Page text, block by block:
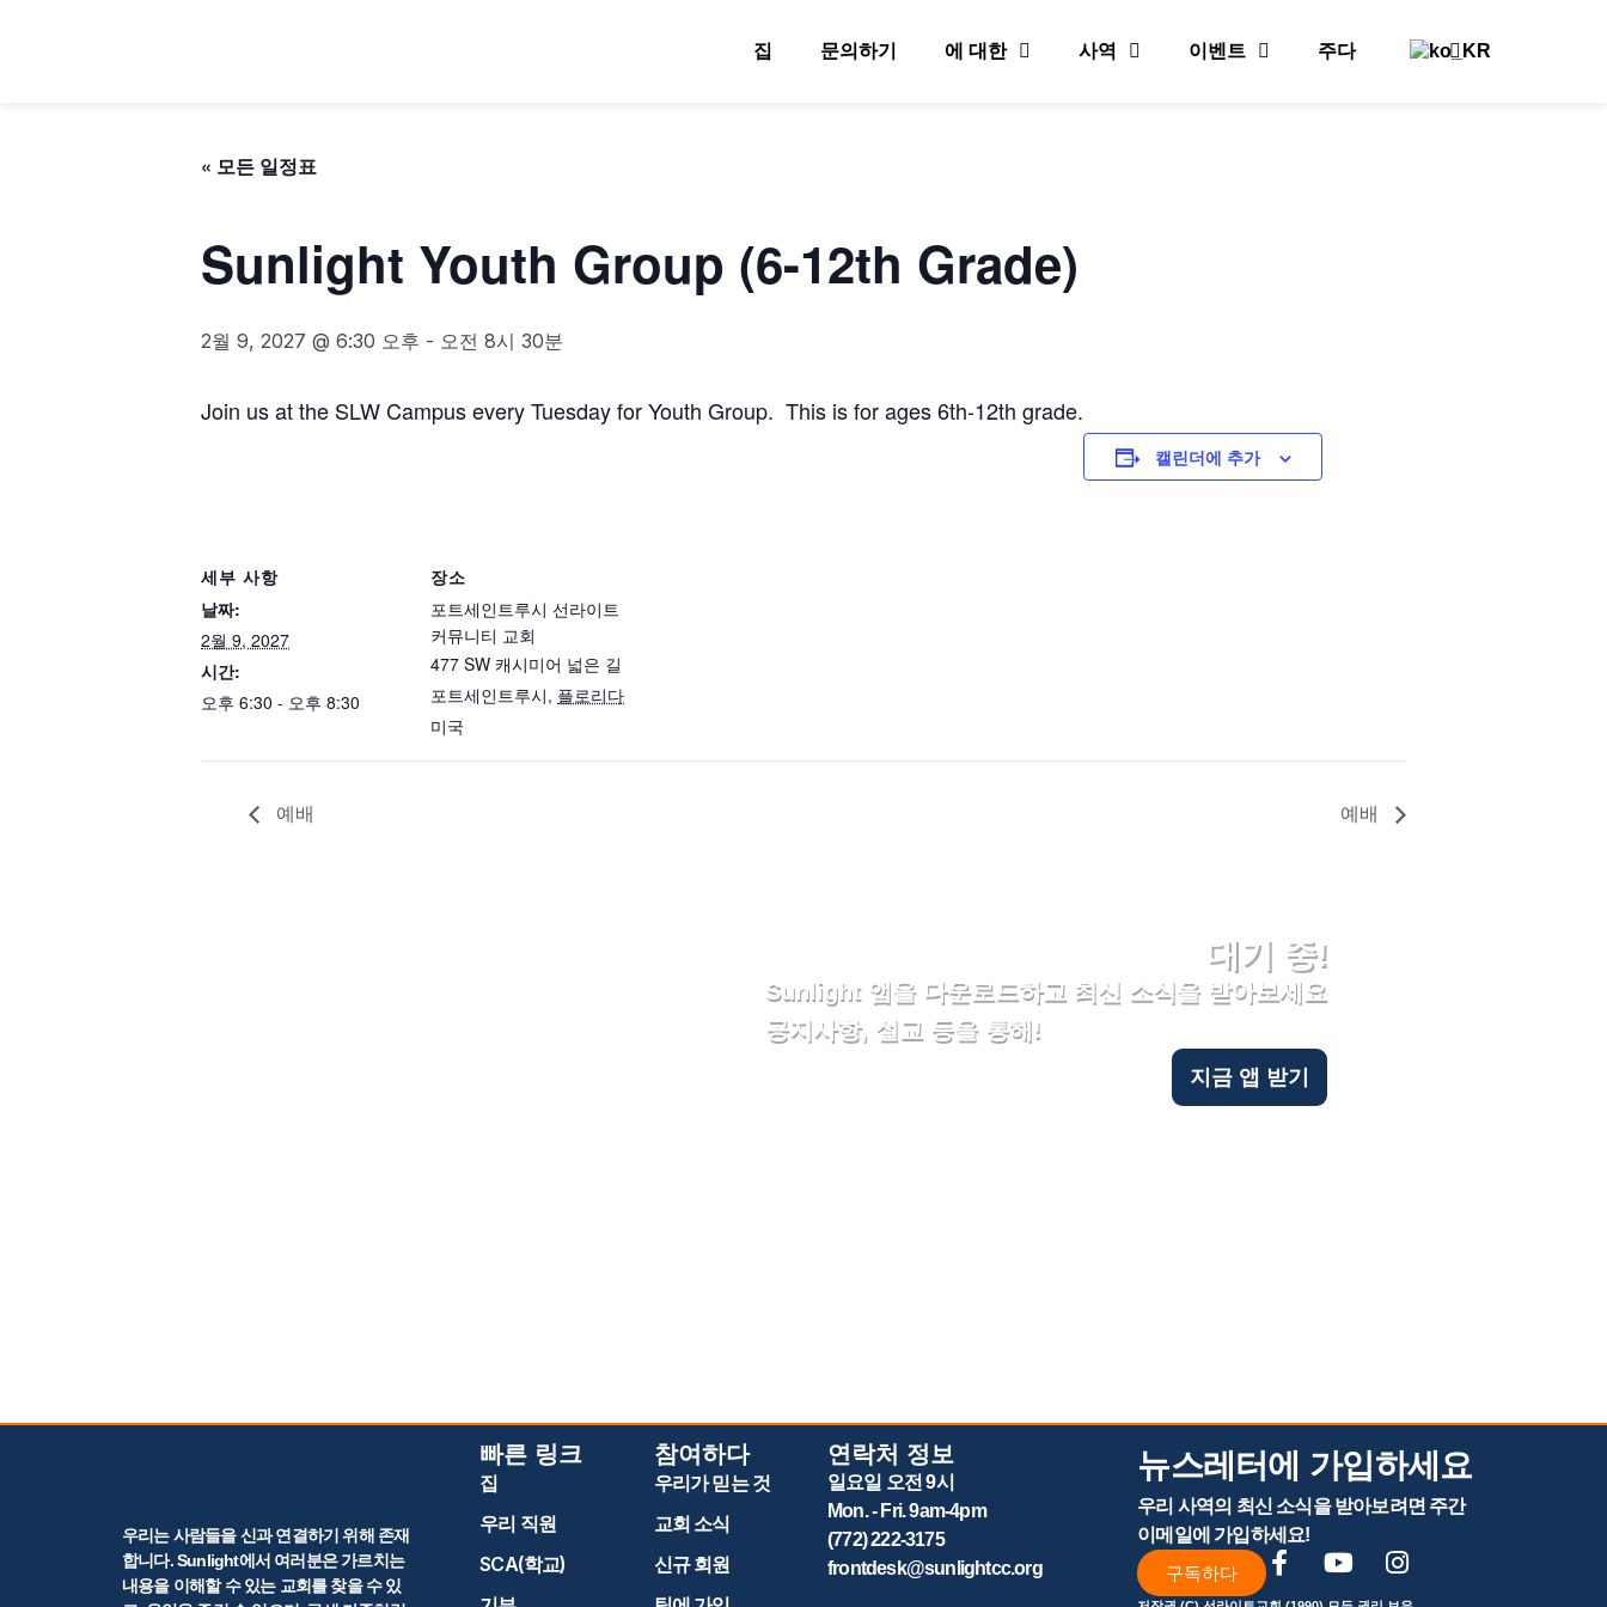
집 문의하기 에 대한 사역 이벤트 주다
« 모든 일정표
Sunlight Youth Group (6-12th Grade)
2월 9, 2027 @ 6:30 오후 - 오전 8시 30분
Join us at the SLW Campus every Tuesday for Youth Group. This is for ages 6th-12th grade.
캘린더에 추가
세부 사항
날짜:
2월 9, 2027
시간:
오후 6:30 - 오후 8:30
장소
포트세인트루시 선라이트
커뮤니티 교회
477 SW 캐시미어 넓은 길
포트세인트루시, 플로리다
미국
예배 예배
대기 중!
Sunlight 앱을 다운로드하고 최신 소식을 받아보세요
공지사항, 설교 등을 통해!
지금 앱 받기
우리는 사람들을 신과 연결하기 위해 존재
합니다. Sunlight에서 여러분은 가르치는
내용을 이해할 수 있는 교회를 찾을 수 있
빠른 링크
집
우리 직원
SCA(학교)
참여하다
우리가 믿는 것
교회 소식
신규 회원
연락처 정보
일요일 오전 9시
Mon. - Fri. 9am-4pm
(772) 222-3175
frontdesk@sunlightcc.org
뉴스레터에 가입하세요
우리 사역의 최신 소식을 받아보려면 주간
이메일에 가입하세요!
구독하다